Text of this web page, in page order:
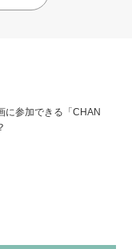
に参加できる「CHAN